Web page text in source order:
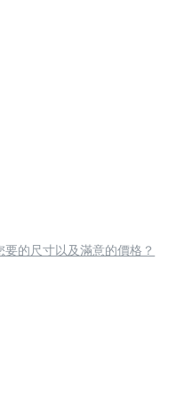
要的尺寸以及滿意的價格？